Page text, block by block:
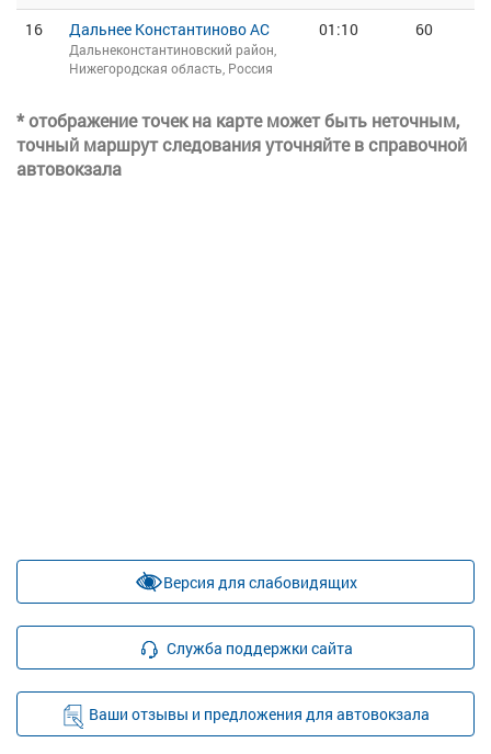
16 Дальнее Константиново АС
Дальнеконстантиновский район,
Нижегородская область, Россия
01:10 60
* отображение точек на карте может быть неточным,
точный маршрут следования уточняйте в справочной
автовокзала
Версия для слабовидящих
Служба поддержки сайта
Ваши отзывы и предложения для автовокзала